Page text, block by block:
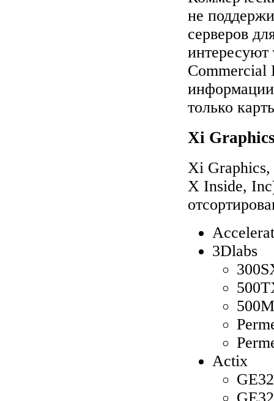
не
серверов
интересуют
Commercial
только
Xi
Xi
X Inside,
3Dlabs
Actix